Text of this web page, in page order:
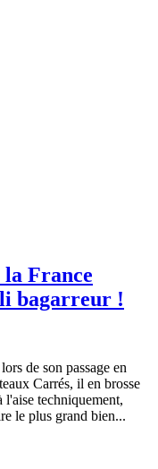
France
bagarreur !
de son passage en
Carrés, il en brosse
l'aise techniquement,
le plus grand bien...